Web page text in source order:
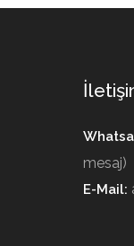
mesaj)
E-Mail: